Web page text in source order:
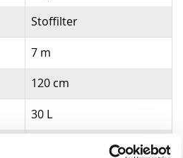
Stoffilter
7 m
120 cm
30 L